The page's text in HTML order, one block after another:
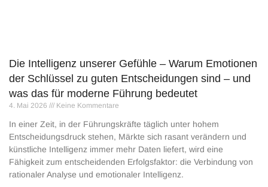
Die Intelligenz unserer Gefühle – Warum Emotionen
der Schlüssel zu guten Entscheidungen sind – und
was das für moderne Führung bedeutet
4. Mai 2026 Keine Kommentare
In einer Zeit, in der Führungskräfte täglich unter hohem
Entscheidungsdruck stehen, Märkte sich rasant verändern und
künstliche Intelligenz immer mehr Daten liefert, wird eine
Fähigkeit zum entscheidenden Erfolgsfaktor: die Verbindung von
rationaler Analyse und emotionaler Intelligenz.